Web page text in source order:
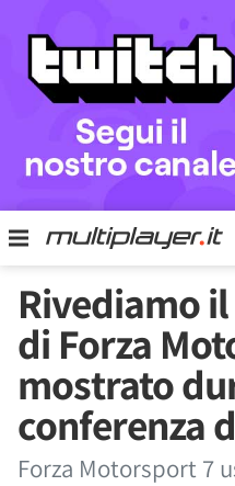
Rivediamo
di Forza
mostrato
conferenza
Forza Motorsport 7